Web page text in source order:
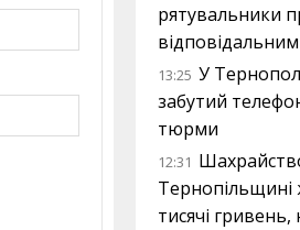
рятувальники
13:25 У
забутий
тюрми
12:31
Тернопільщині
тисячі